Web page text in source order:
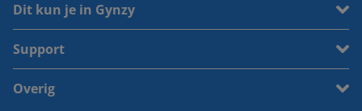
Dit kun je in Gynzy
Support
Overig